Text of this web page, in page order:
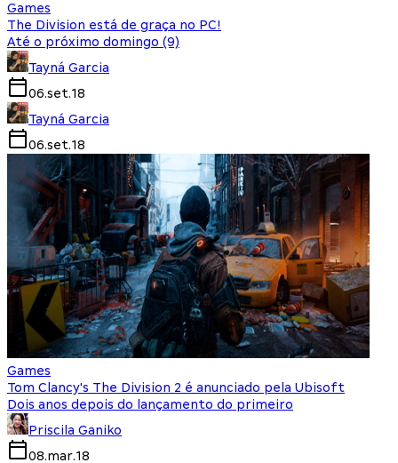
Games
The Division está de graça no PC!
Até o próximo domingo (9)
Tayná Garcia
06.set.18
Tayná Garcia
06.set.18
Games
Tom Clancy's The Division 2 é anunciado pela Ubisoft
Dois anos depois do lançamento do primeiro
Priscila Ganiko
08.mar.18